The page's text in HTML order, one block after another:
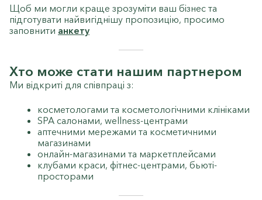
Щоб ми могли краще зрозуміти ваш бізнес та
підготувати найвигіднішу пропозицію, просимо
заповнити анкету
Хто може стати нашим партнером
Ми відкриті для співпраці з:
косметологами та косметологічними клініками
SPA салонами, wellness-центрами
аптечними мережами та косметичними
магазинами
онлайн-магазинами та маркетплейсами
клубами краси, фітнес-центрами, бьюті-
просторами